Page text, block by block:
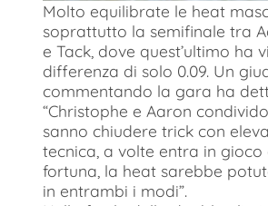
Molto equilibrate le heat
soprattutto la semifinale tra
e Tack, dove quest’ultimo ha
differenza di solo 0.09. Un
commentando la gara ha
“Christophe e Aaron
sanno chiudere trick con
tecnica, a volte entra in gioco
fortuna, la heat sarebbe
in entrambi i modi”.